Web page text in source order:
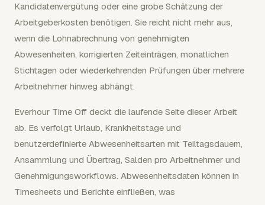
Kandidatenvergütung oder eine grobe Schätzung der
Arbeitgeberkosten benötigen. Sie reicht nicht mehr aus,
wenn die Lohnabrechnung von genehmigten
Abwesenheiten, korrigierten Zeiteinträgen, monatlichen
Stichtagen oder wiederkehrenden Prüfungen über mehrere
Arbeitnehmer hinweg abhängt.
Everhour Time Off deckt die laufende Seite dieser Arbeit
ab. Es verfolgt Urlaub, Krankheitstage und
benutzerdefinierte Abwesenheitsarten mit Teiltagsdauern,
Ansammlung und Übertrag, Salden pro Arbeitnehmer und
Genehmigungsworkflows. Abwesenheitsdaten können in
Timesheets und Berichte einfließen, was